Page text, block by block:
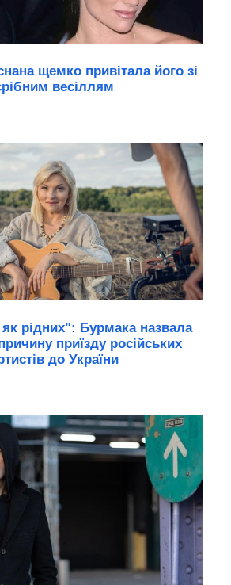
щемко привітала його зі
весіллям
як рідних": Бурмака назвала
приїзду російських
до України